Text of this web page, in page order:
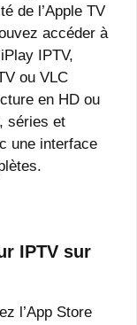
de l’Apple TV
accéder à
IPTV,
ou VLC
en HD ou
séries et
une interface
IPTV sur
l’App Store